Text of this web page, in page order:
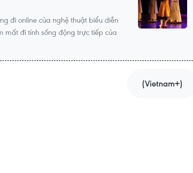
đi online của nghệ thuật biểu diễn
mất đi tính sống động trực tiếp của
(Vietnam+)